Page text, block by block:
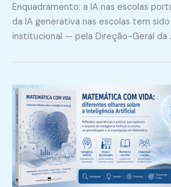
Enquadramento: a IA nas escolas
da IA generativa nas escolas tem
institucional — pela Direção-Geral da